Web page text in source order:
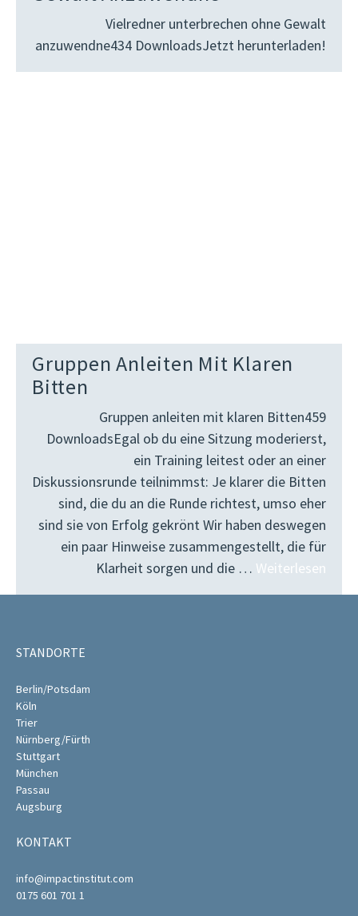
Vielredner unterbrechen ohne Gewalt
anzuwendne434 DownloadsJetzt herunterladen!
Gruppen Anleiten Mit Klaren
Bitten
Gruppen anleiten mit klaren Bitten459
DownloadsEgal ob du eine Sitzung moderierst,
ein Training leitest oder an einer
Diskussionsrunde teilnimmst: Je klarer die Bitten
sind, die du an die Runde richtest, umso eher
sind sie von Erfolg gekrönt Wir haben deswegen
ein paar Hinweise zusammengestellt, die für
Klarheit sorgen und die … Weiterlesen
STANDORTE
Berlin/Potsdam
Köln
Trier
Nürnberg/Fürth
Stuttgart
München
Passau
Augsburg
KONTAKT
info@impactinstitut.com
0175 601 701 1